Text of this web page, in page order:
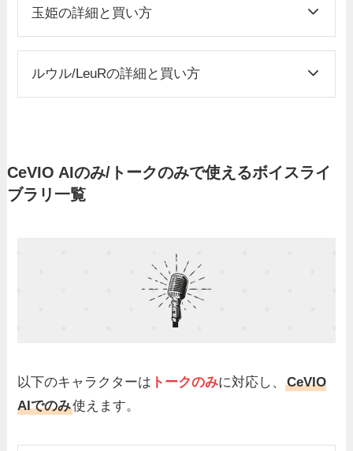
玉姫の詳細と買い方
ルウル/LeuRの詳細と買い方
CeVIO AIのみ/トークのみで使えるボイスライ
ブラリ一覧
以下のキャラクターは トークのみに対応し、CeVIO
AIでのみ使えます。